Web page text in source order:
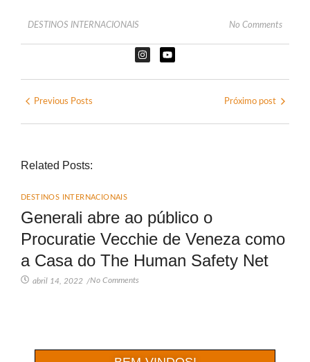
DESTINOS INTERNACIONAIS No Comments
Previous Posts Próximo post
Related Posts:
DESTINOS INTERNACIONAIS
Generali abre ao público o
Procuratie Vecchie de Veneza como
a Casa do The Human Safety Net
abril 14, 2022 /No Comments